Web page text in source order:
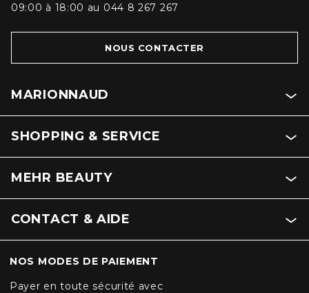
09:00 à 18:00 au 044 8 267 267
NOUS CONTACTER
MARIONNAUD
SHOPPING & SERVICE
MEHR BEAUTY
CONTACT & AIDE
NOS MODES DE PAIEMENT
Payer en toute sécurité avec